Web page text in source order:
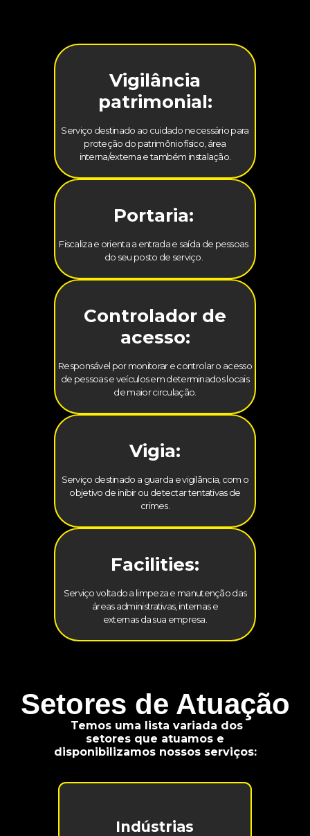
Vigilância
patrimonial:
Serviço destinado ao cuidado necessário para
proteção do patrimônio físico, área
interna/externa e também instalação.
Portaria:
Fiscaliza e orienta a entrada e saída de pessoas
do seu posto de serviço.
Controlador de
acesso:
Responsável por monitorar e controlar o acesso
de pessoas e veículos em determinados locais
de maior circulação.
Vigia:
Serviço destinado a guarda e vigilância, com o
objetivo de inibir ou detectar tentativas de
crimes.
Facilities:
Serviço voltado a limpeza e manutenção das
áreas administrativas, internas e
externas da sua empresa.
Setores de Atuação
Temos uma lista variada dos
setores que atuamos e
disponibilizamos nossos serviços:
Indústrias